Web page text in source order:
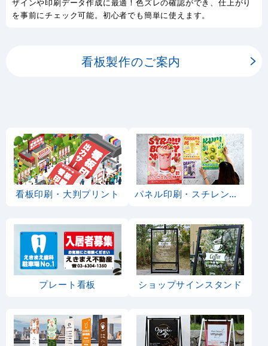
ザインや印刷データ作成に最適！色ズレの確認ができ、仕上がり
を事前にチェック可能。初心者でも簡単に使えます。
看板製作のご案内
看板印刷・大判プリント パネル印刷・スチレンボード
プレート看板 ショップサインスタンド